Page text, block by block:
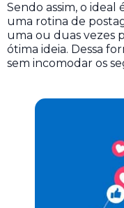
Sendo assim, o ideal
uma rotina de
uma ou duas vezes
ótima ideia. Dessa
sem incomodar os